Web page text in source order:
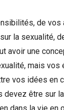
de vos
la sexualité,
avoir une
mais vos
vos idées en
devez être sur
dans la vie en